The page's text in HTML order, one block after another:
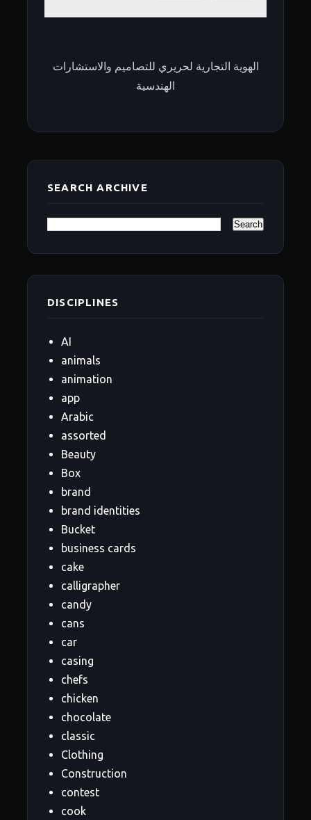
الهوية التجارية لحريري للتصاميم والاستشارات
الهندسية
SEARCH ARCHIVE
DISCIPLINES
AI
animals
animation
app
Arabic
assorted
Beauty
Box
brand
brand identities
Bucket
business cards
cake
calligrapher
candy
cans
car
casing
chefs
chicken
chocolate
classic
Clothing
Construction
contest
cook